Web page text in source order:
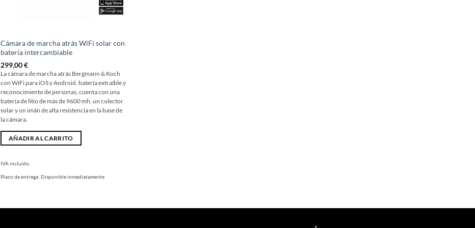
Cámara de marcha atrás WiFi solar con
batería intercambiable
299,00€
La cámara de marcha atrás Bergmann & Koch
con WiFi para iOS y Android, batería extraíble y
reconocimiento de personas, cuenta con una
batería de litio de más de 9600 mh, un colector
solar y un imán de alta resistencia en la base de
la cámara.
AÑADIR AL CARRITO
IVA incluido.
Plazo de entrega: Disponible inmediatamente